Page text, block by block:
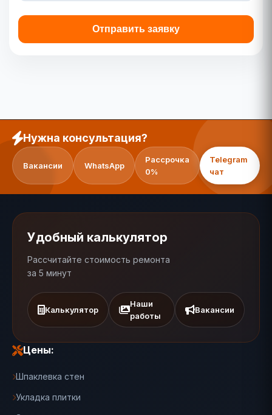
Отправить заявку
Нужна консультация?
Вакансии WhatsApp
Рассрочка
0%
Telegram
чат
Удобный калькулятор
Рассчитайте стоимость ремонта
за 5 минут
Калькулятор
Наши
работы
Вакансии
Цены:
Шпаклевка стен
Укладка плитки